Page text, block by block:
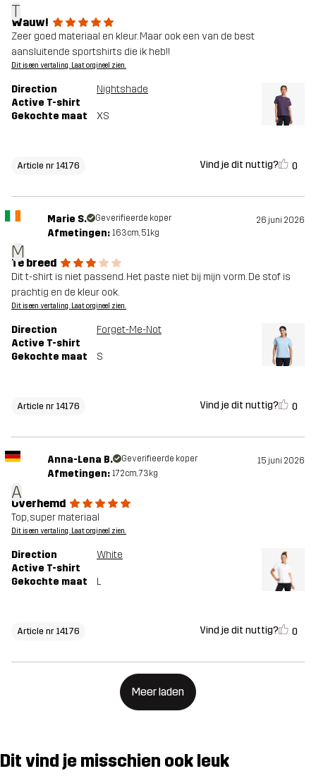
T
Wauw!
Zeer goed materiaal en kleur. Maar ook een van de best
aansluitende sportshirts die ik heb!!
Dit is een vertaling. Laat orgineel zien.
Direction
Active T-shirt
Nightshade
Gekochte maat XS
Article nr 14176 Vind je dit nuttig? 0
M
Marie S. Geverifieerde koper 26 juni 2026
Afmetingen: 163cm, 51kg
Te breed
Dit t-shirt is niet passend. Het paste niet bij mijn vorm. De stof is
prachtig en de kleur ook.
Dit is een vertaling. Laat orgineel zien.
Direction
Active T-shirt
Forget-Me-Not
Gekochte maat S
Article nr 14176 Vind je dit nuttig? 0
A
Anna-Lena B. Geverifieerde koper 15 juni 2026
Afmetingen: 172cm, 73kg
Overhemd
Top, super materiaal
Dit is een vertaling. Laat orgineel zien.
Direction
Active T-shirt
White
Gekochte maat L
Article nr 14176 Vind je dit nuttig? 0
Meer laden
Dit vind je misschien ook leuk